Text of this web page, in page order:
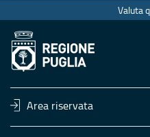
Valuta
Area riservata